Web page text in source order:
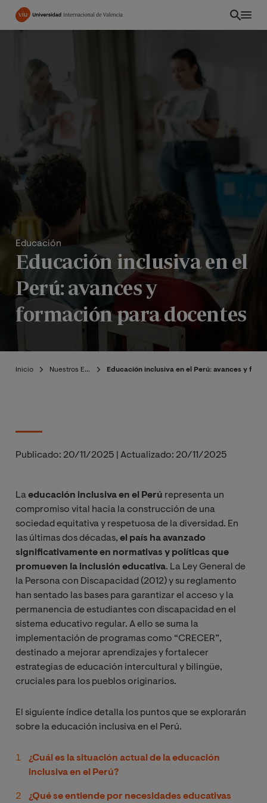
Pasar
Educación
Educación inclusiva en el
Perú: avances y
formación para docentes
Inicio Nuestros Expertos Educación inclusiva en el Perú: avances y
Publicado: 20/11/2025 Actualizado: 20/11/2025
Laeducación inclusiva en el Perú representa un
compromiso vital hacia la construcción de una
sociedad equitativa y respetuosa de la diversidad. En
las últimas dos décadas, el país ha avanzado
significativamente en normativas y políticas que
promueven la inclusión educativa. La Ley General de
la Persona con Discapacidad (2012) y su reglamento
han sentado las bases para garantizar el acceso y la
permanencia de estudiantes con discapacidad en el
sistema educativo regular. A ello se suma la
implementación de programas como “CRECER”,
destinado a mejorar aprendizajes y fortalecer
estrategias de educación intercultural y bilingüe,
cruciales para los pueblos originarios.
El siguiente índice detalla los puntos que se explorarán
sobre la educación inclusiva en el Perú.
¿Cuál es la situación actual de la educación
inclusiva en el Perú?
¿Qué se entiende por necesidades educativas